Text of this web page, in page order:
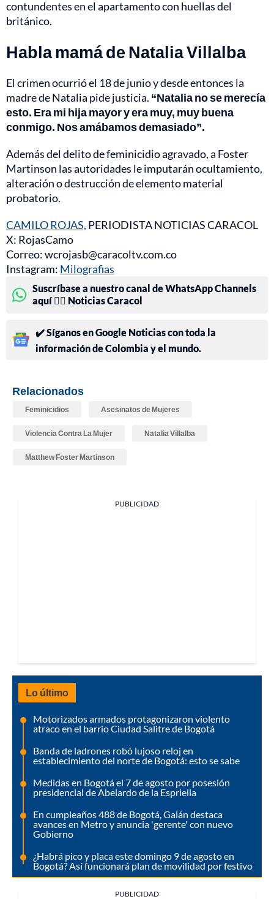
contundentes en el apartamento con huellas del
británico.
Habla mamá de Natalia Villalba
El crimen ocurrió el 18 de junio y desde entonces la
madre de Natalia pide justicia. “Natalia no se merecía
esto. Era mi hija mayor y era muy, muy buena
conmigo. Nos amábamos demasiado”.
Además del delito de feminicidio agravado, a Foster
Martinson las autoridades le imputarán ocultamiento,
alteración o destrucción de elemento material
probatorio.
CAMILO ROJAS, PERIODISTA NOTICIAS CARACOL
X: RojasCamo
Correo: wcrojasb@caracoltv.com.co
Instagram: Milografias
Suscríbase a nuestro canal de WhatsApp Channels
aquí 👉🏻 Noticias Caracol
✔️ Síganos en Google Noticias con toda la
información de Colombia y el mundo.
Relacionados
Feminicidios Asesinatos de Mujeres
Violencia Contra La Mujer Natalia Villalba
Matthew Foster Martinson
PUBLICIDAD
Lo último
Motorizados armados protagonizaron violento
atraco en el barrio Ciudad Salitre de Bogotá
Banda de ladrones robó lujoso reloj en
establecimiento del norte de Bogotá: esto se sabe
Medidas en Bogotá el 7 de agosto por posesión
presidencial de Abelardo de la Espriella
En cumpleaños 488 de Bogotá, Galán destaca
avances en Metro y anuncia 'gerente' con nuevo
Gobierno
¿Habrá pico y placa este domingo 9 de agosto en
Bogotá? Así funcionará plan de movilidad por festivo
PUBLICIDAD